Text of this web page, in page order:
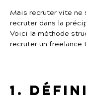
Mais recruter vite ne
recruter dans la
Voici la méthode
recruter un freelance
1.